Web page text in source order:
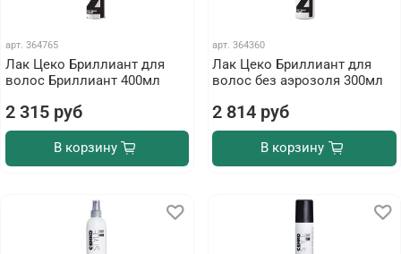
арт. 364765
Лак Цеко Бриллиант для
волос Бриллиант 400мл
2 315 руб
В корзину
арт. 364360
Лак Цеко Бриллиант для
волос без аэрозоля 300мл
2 814 руб
В корзину